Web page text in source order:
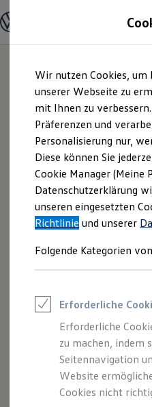
Hauptinhalt
springen
Footer
springen
Modelle und Konfigurator
Modelle vergleichen
Elektroautos
ENERGY
Nutzfahrzeuge
SUV und CUV
Familienautos
Kombis
Kompaktwagen
Sportwagen
Schnell verfügbare
Angebote und Produkte
Aktuelle Angebote
E-Auto-Förderung
Volkswagen
Junge
Leasing
Leasing-
Junge
Elektroauto
Kleinwagen-
Leasing ohne
ID.5
Wir nutzen Cookies,
unserer Webseite zu
mit Ihnen zu
Präferenzen und
Personalisierung nur,
Diese können Sie
Cookie Manager (Meine
Datenschutzerklärung
unseren eingesetzten
Richtlinie und unserer
Folgende Kategorien
Erforderliche
Erforderliche
zu machen, indem
Seitennavigation
Website
Cookies nicht